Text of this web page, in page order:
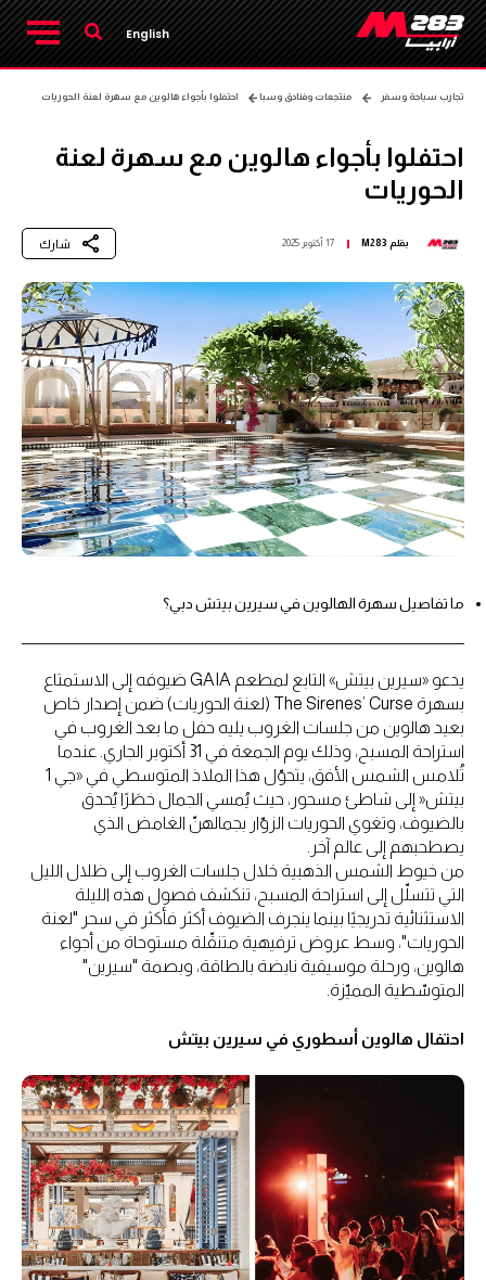
English
تجارب سياحة وسفر منتجعات وفنادق وسبا احتفلوا بأجواء هالوين مع سهرة لعنة الحوريات
احتفلوا بأجواء هالوين مع سهرة لعنة
الحوريات
بقلم M283 17 أكتوبر 2025 شارك
ما تفاصيل سهرة الهالوين في سيرين بيتش دبي؟
يدعو «سيرين بيتش» التابع لمطعم GAIA ضيوفه إلى الاستمتاع
بسهرة The Sirenes’ Curse (لعنة الحوريات) ضمن إصدار خاص
بعيد هالوين من جلسات الغروب يليه حفل ما بعد الغروب في
استراحة المسبح، وذلك يوم الجمعة في 31 أكتوبر الجاري. عندما
تُلامس الشمس الأفق، يتحوّل هذا الملاذ المتوسطي في «جي 1
بيتش« إلى شاطئ مسحور، حيث يُمسي الجمال خطَرًا يُحدق
بالضيوف، وتغوي الحوريات الزوّار بجمالهنّ الغامض الذي
يصطحبهم إلى عالم آخر.
من خيوط الشمس الذهبية خلال جلسات الغروب إلى ظلال الليل
التي تتسلّل إلى استراحة المسبح، تنكشف فصول هذه الليلة
الاستثنائية تدريجيًا بينما ينجرف الضيوف أكثر فأكثر في سحر "لعنة
الحوريات"، وسط عروض ترفيهية متنقّلة مستوحاة من أجواء
هالوين، ورحلة موسيقية نابضة بالطاقة، وبصمة "سيرين"
المتوسّطية المميّزة.
احتفال هالوين أسطوري في سيرين بيتش